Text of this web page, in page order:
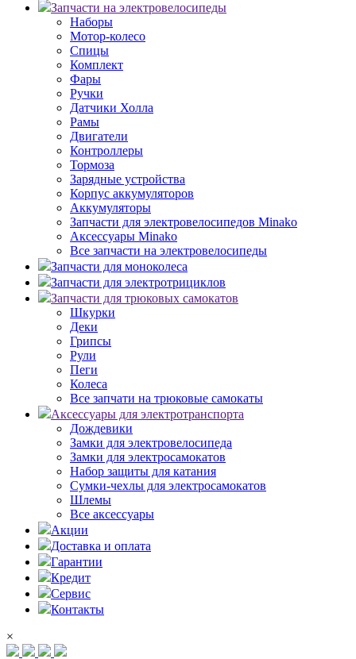
Запчасти на электровелосипеды
Наборы
Мотор-колесо
Спицы
Комплект
Фары
Ручки
Датчики Холла
Рамы
Двигатели
Контроллеры
Тормоза
Зарядные устройства
Корпус аккумуляторов
Аккумуляторы
Запчасти для электровелосипедов Minako
Аксессуары Minako
Все запчасти на электровелосипеды
Запчасти для моноколеса
Запчасти для электротрициклов
Запчасти для трюковых самокатов
Шкурки
Деки
Грипсы
Рули
Пеги
Колеса
Все запчати на трюковые самокаты
Аксессуары для электротранспорта
Дождевики
Замки для электровелосипеда
Замки для электросамокатов
Набор защиты для катания
Сумки-чехлы для электросамокатов
Шлемы
Все аксессуары
Акции
Доставка и оплата
Гарантии
Кредит
Сервис
Контакты
×